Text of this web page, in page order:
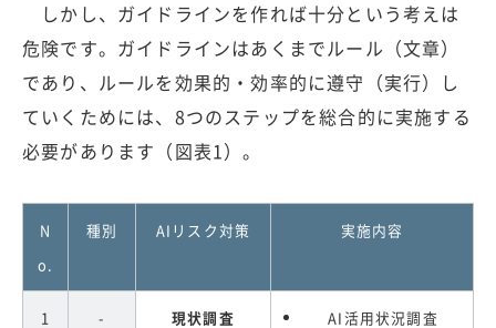
しかし、ガイドラインを作れば十分という考えは
危険です。ガイドラインはあくまでルール（文章）
であり、ルールを効果的・効率的に遵守（実行）し
ていくためには、8つのステップを総合的に実施する
必要があります（図表1）。
N
o.
種別 AIリスク対策 実施内容
1 - 現状調査
AI活用状況調査